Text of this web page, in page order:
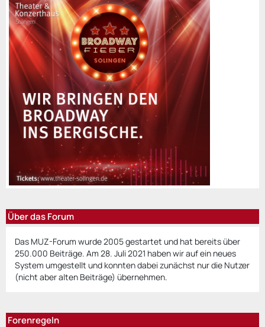
Über das Forum
Das MUZ-Forum wurde 2005 gestartet und hat bereits über
250.000 Beiträge. Am 28. Juli 2021 haben wir auf ein neues
System umgestellt und konnten dabei zunächst nur die Nutzer
(nicht aber alten Beiträge) übernehmen.
Forenregeln